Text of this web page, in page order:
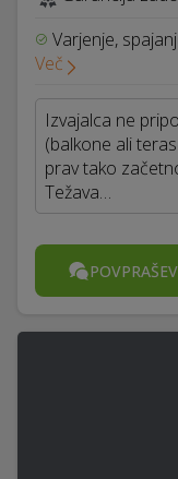
Varjenje,
Več
Izvajalca ne
(balkone ali
prav tako
Težava…